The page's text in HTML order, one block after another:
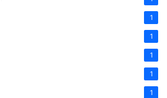
1
1
1
1
1